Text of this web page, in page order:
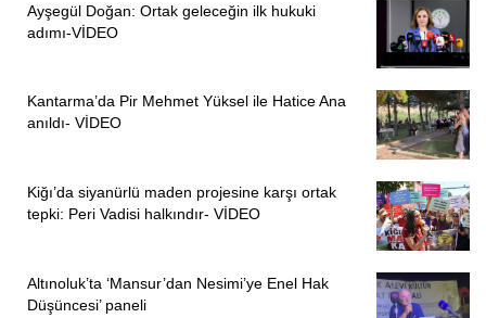
Ayşegül Doğan: Ortak geleceğin ilk hukuki
adımı-VİDEO
Kantarma’da Pir Mehmet Yüksel ile Hatice Ana
anıldı- VİDEO
Kiğı’da siyanürlü maden projesine karşı ortak
tepki: Peri Vadisi halkındır- VİDEO
Altınoluk’ta ‘Mansur’dan Nesimi’ye Enel Hak
Düşüncesi’ paneli